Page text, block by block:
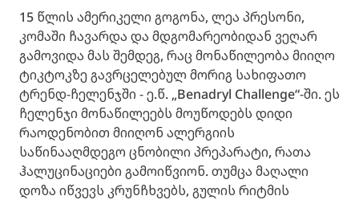
15 წლის ამერიკელი გოგონა, ლეა პრესონი,
კომაში ჩავარდა და მდგომარეობიდან ვეღარ
გამოვიდა მას შემდეგ, რაც მონაწილეობა მიიღო
ტიკტოკზე გავრცელებულ მორიგ სახიფათო
ტრენდ-ჩელენჯში - ე.წ. „Benadryl Challenge“-ში. ეს
ჩელენჯი მონაწილეებს მოუწოდებს დიდი
რაოდენობით მიიღონ ალერგიის
საწინააღმდეგო ცნობილი პრეპარატი, რათა
ჰალუცინაციები გამოიწვიონ. თუმცა მაღალი
დოზა იწვევს კრუნჩხვებს, გულის რიტმის